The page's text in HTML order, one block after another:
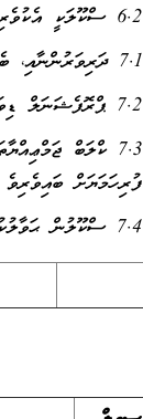
6.2 ސްކޫލަކީ އެކުވެރި އެއްބައިވަންތަބައެއް އުޅޭ އުފާވެރި މާޙައުލަކަށް ހެދުމަށް މަސައްކަތްކުރުން
7.1 ދަރިވަރުންނާއި، ބެލެނިވެރިންނާއި، ސްޓާފުން އަދި ސްކޫލުގެ ސިއްރުތައް ހިފެހެއްޓުން
7.2 ޕްރޮފެޝަނަލް ޑިވަލޮޕްމަންޓް ޕްރޮގްރާމްތަކުގައި ފުރިހަމަޔަށް ބައިވެރިވުން
7.3 ކްލަބް
ފުރިހަމަޔަށް
7.4 ސްކޫލުން ޙަވާލުކުރެވޭ ޒިންމާތަކާއިގުޅިގެން ޖަވާބުދާރީވުމާއި ޒިންމާދާރުވުން